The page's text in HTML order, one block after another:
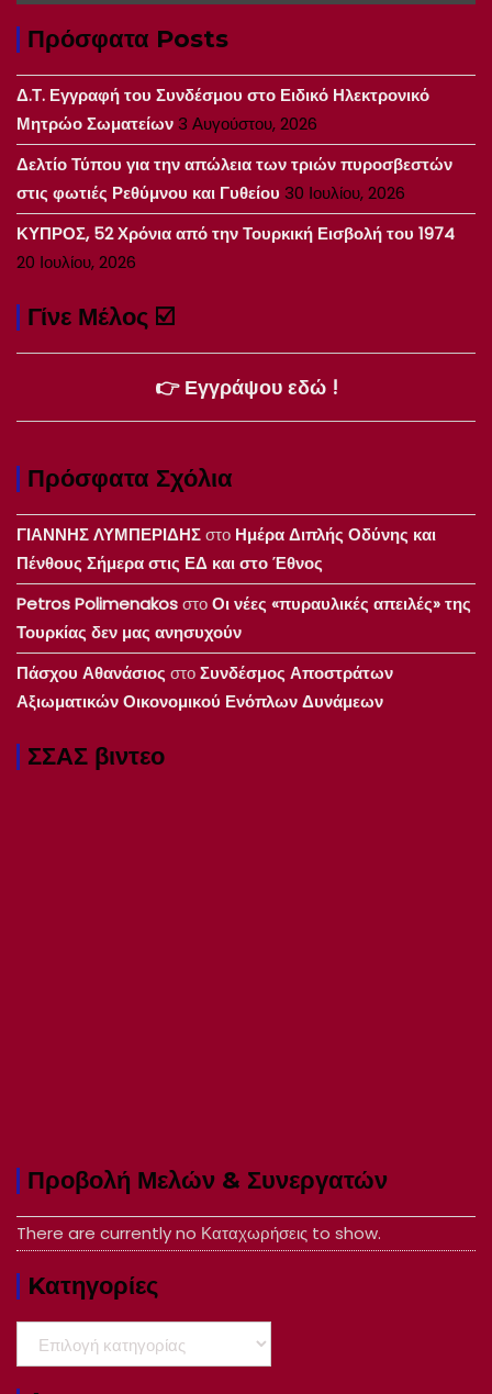
Πρόσφατα Posts
Δ.Τ. Εγγραφή του Συνδέσμου στο Ειδικό Ηλεκτρονικό
Μητρώο Σωματείων3 Αυγούστου, 2026
Δελτίο Τύπου για την απώλεια των τριών πυροσβεστών
στις φωτιές Ρεθύμνου και Γυθείου 30 Ιουλίου, 2026
ΚΥΠΡΟΣ, 52 Χρόνια από την Τουρκική Εισβολή του 1974
20 Ιουλίου, 2026
Γίνε Μέλος ☑️
👉 Εγγράψου εδώ !
Πρόσφατα Σχόλια
ΓΙΑΝΝΗΣ ΛΥΜΠΕΡΙΔΗΣστο Ημέρα Διπλής Οδύνης και
Πένθους Σήμερα στις ΕΔ και στο Έθνος
Petros PolimenakosστοΟι νέες «πυραυλικές απειλές» της
Τουρκίας δεν μας ανησυχούν
Πάσχου Αθανάσιος στοΣυνδέσμος Αποστράτων
Αξιωματικών Οικονομικού Ενόπλων Δυνάμεων
ΣΣΑΣ βιντεο
Προβολή Μελών & Συνεργατών
There are currently no Καταχωρήσεις to show.
Kατηγορίες